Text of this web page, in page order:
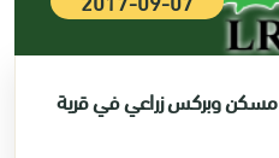
اخطارات بوقف البناء تطال 12 مسكن وبركس زراعي في قرية